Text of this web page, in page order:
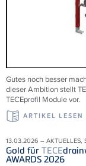
Gutes noch besser
dieser Ambition stellt
TECEprofil Module vor.
ARTIKEL LESEN
13.03.2026 – AKTUELLES,
Gold für TECE
AWARDS 2026